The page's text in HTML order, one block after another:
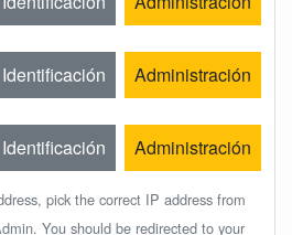
Identificación Administración
Identificación Administración
pick the correct IP address from
You should be redirected to your